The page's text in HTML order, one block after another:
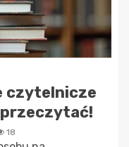
czytelnicze
18